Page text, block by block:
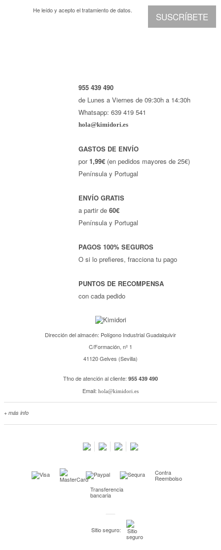
SUSCRÍBETE
He leído y acepto eltratamiento de datos.
955 439 490
de Lunes a Viernes de 09:30h a 14:30h
Whatsapp: 639 419 541
hola@kimidori.es
GASTOS DE ENVÍO
por 1,99€ (en pedidos mayores de 25€)
Península y Portugal
ENVÍO GRATIS
a partir de60€
Península y Portugal
PAGOS 100% SEGUROS
O si lo prefieres, fracciona tu pago
PUNTOS DE RECOMPENSA
con cada pedido
Dirección del almacén: Polígono Industrial Guadalquivir
C/Formación, nº 1
41120 Gelves (Sevilla)
Tfno de atención al cliente: 955 439 490
Email: hola@kimidori.es
+ más info
Kimidori PRINT, nuestro servicio de impresión de fotos Contra
Reembolso
Transferencia
bancaria
Sitio seguro: